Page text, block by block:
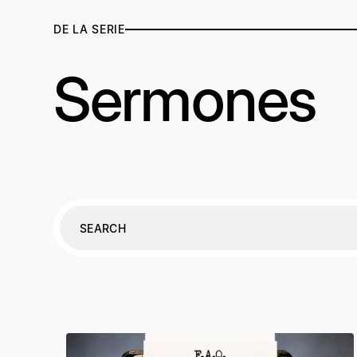
DE LA SERIE
Sermones